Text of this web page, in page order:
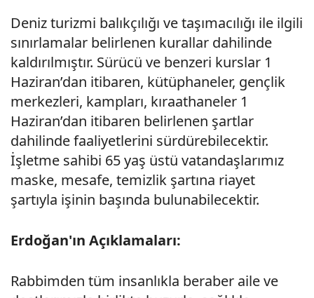
Deniz turizmi balıkçılığı ve taşımacılığı ile ilgili
sınırlamalar belirlenen kurallar dahilinde
kaldırılmıştır. Sürücü ve benzeri kurslar 1
Haziran’dan itibaren, kütüphaneler, gençlik
merkezleri, kampları, kıraathaneler 1
Haziran’dan itibaren belirlenen şartlar
dahilinde faaliyetlerini sürdürebilecektir.
İşletme sahibi 65 yaş üstü vatandaşlarımız
maske, mesafe, temizlik şartına riayet
şartıyla işinin başında bulunabilecektir.
Erdoğan'ın Açıklamaları:
Rabbimden tüm insanlıkla beraber aile ve